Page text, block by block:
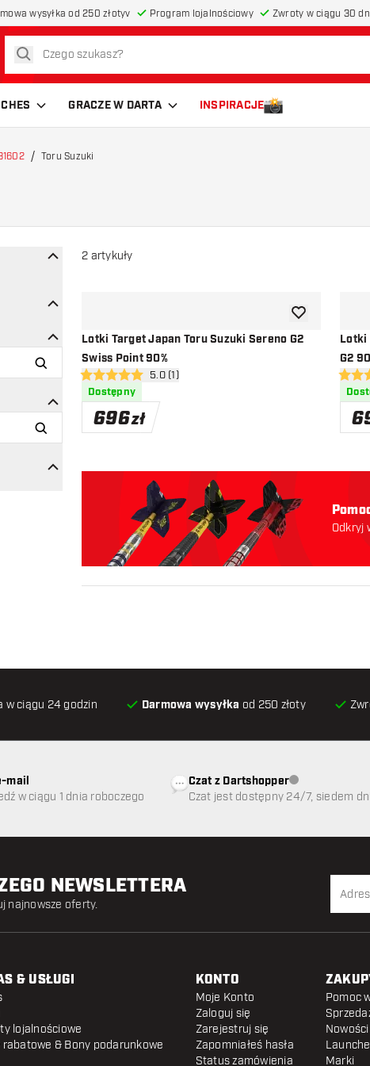
wysyłka od 250 złotyv Program lojalnościowy Zwroty w ciągu 30
głównej
szukaj
GRACZE W DARTA INSPIRACJE
Toru Suzuki
2 artykuły
Lotki Target Japan Toru Suzuki Sereno G2
Swiss Point 90%
otwórz panel recenzji
5 gwiazdki oceny5.0 (1)
Dostępny
696zł
dodaj do listy
Lotki
G2
5
Odkryj
w ciągu 24 godzin Darmowa wysyłka od 250 złoty
mail
w ciągu 1 dnia roboczego
Czat z DartshopperObsługa klienta
Czat jest dostępny 24/7, siedem
NEWSLETTERA
najnowsze oferty.
& USŁUGI
lojalnościowe
rabatowe & Bony podarunkowe
KONTO
Moje Konto
Zaloguj się
Zarejestruj się
Zapomniałeś hasła
Status zamówienia
Pomoc
Nowości
Marki